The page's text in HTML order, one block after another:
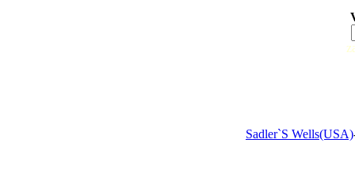
Sadler`S Wells(USA)